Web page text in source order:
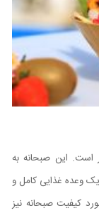
است. این صبحانه به
یک وعده غذایی کامل و
کیفیت صبحانه نیز